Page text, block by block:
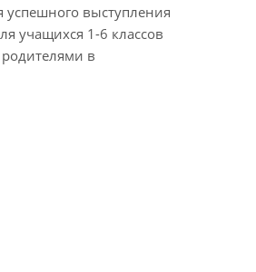
выступления
учащихся 1-6 классов
в